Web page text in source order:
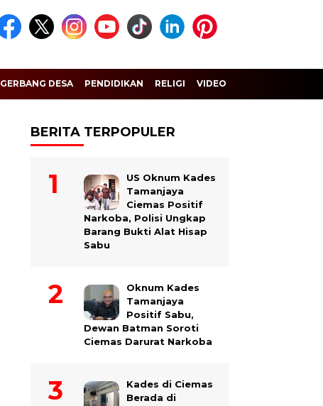
GERBANG DESA PENDIDIKAN RELIGI VIDEO
BERITA TERPOPULER
US Oknum Kades
Tamanjaya
Ciemas Positif
Narkoba, Polisi Ungkap
Barang Bukti Alat Hisap
Sabu
Oknum Kades
Tamanjaya
Positif Sabu,
Dewan Batman Soroti
Ciemas Darurat Narkoba
Kades di Ciemas
Berada di